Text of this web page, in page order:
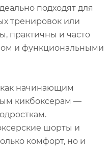
подходят для
тренировок или
практичны и часто
и функциональными
как начинающим
кикбоксерам —
шорты и
комфорт, но и